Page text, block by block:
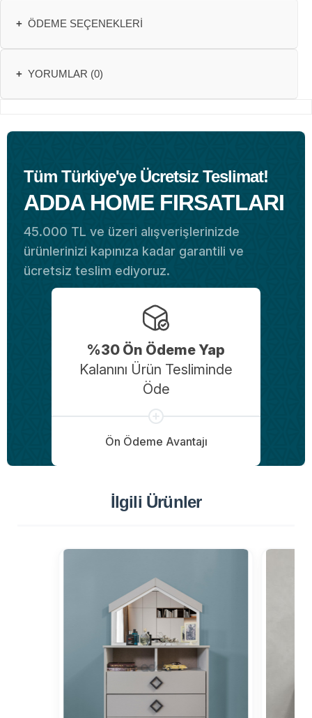
+ ÖDEME SEÇENEKLERI
+ YORUMLAR (0)
Tüm Türkiye'ye Ücretsiz Teslimat!
ADDA HOME FIRSATLARI
45.000 TL ve üzeri alışverişlerinizde
ürünlerinizi kapınıza kadar garantili ve
ücretsiz teslim ediyoruz.
%30 Ön Ödeme Yap
Kalanını Ürün Tesliminde
Öde
Ön Ödeme Avantajı
İlgili Ürünler